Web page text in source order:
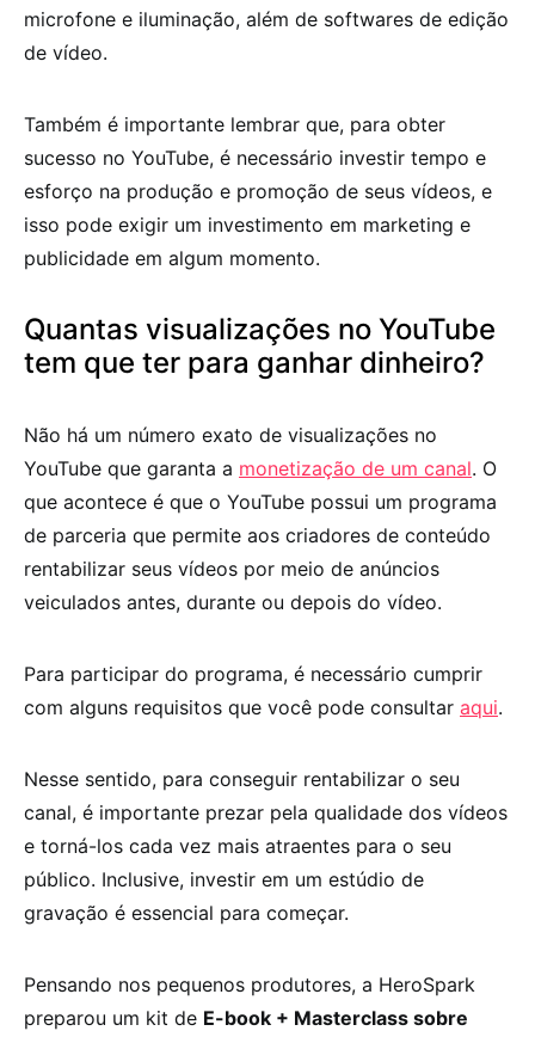
microfone e iluminação, além de softwares de edição
de vídeo.
Também é importante lembrar que, para obter
sucesso no YouTube, é necessário investir tempo e
esforço na produção e promoção de seus vídeos, e
isso pode exigir um investimento em marketing e
publicidade em algum momento.
Quantas visualizações no YouTube
tem que ter para ganhar dinheiro?
Não há um número exato de visualizações no
YouTube que garanta a monetização de um canal. O
que acontece é que o YouTube possui um programa
de parceria que permite aos criadores de conteúdo
rentabilizar seus vídeos por meio de anúncios
veiculados antes, durante ou depois do vídeo.
Para participar do programa, é necessário cumprir
com alguns requisitos que você pode consultar aqui.
Nesse sentido, para conseguir rentabilizar o seu
canal, é importante prezar pela qualidade dos vídeos
e torná-los cada vez mais atraentes para o seu
público. Inclusive, investir em um estúdio de
gravação é essencial para começar.
Pensando nos pequenos produtores, a HeroSpark
preparou um kit de E-book + Masterclass sobre